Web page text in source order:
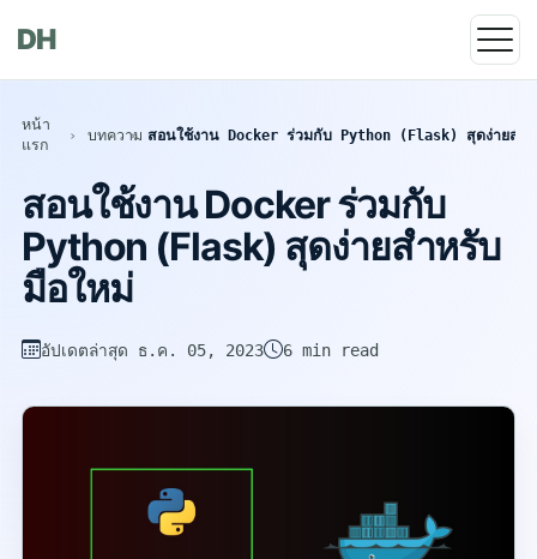
DH
หน้า
แรก
บทความ สอนใช้งาน Docker ร่วมกับ Python (Flask) สุดง่ายสำ
สอนใช้งาน Docker ร่วมกับ
Python (Flask) สุดง่ายสำหรับ
มือใหม่
อัปเดตล่าสุด ธ.ค. 05, 2023 6 min read